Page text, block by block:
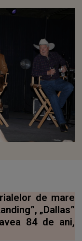
de mare
„Dallas”
84 de ani,